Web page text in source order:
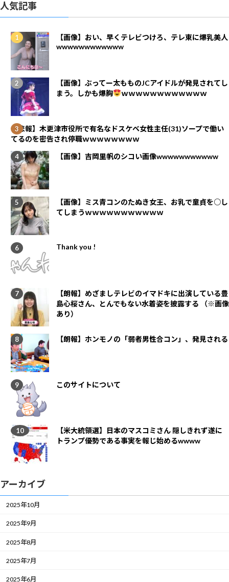
人気記事
【画像】おい、早くテレビつけろ、テレ東に爆乳美人
wwwwwwwwwwww
【画像】ぶってー太もものJCアイドルが発見されてし
まう。しかも爆胸
ｗｗｗｗｗｗｗｗｗｗｗｗ
【悲報】木更津市役所で有名なドスケベ女性主任(31)ソープで働い
てるのを密告され停職ｗｗｗｗｗｗｗｗ
【画像】吉岡里帆のシコい画像wwwwwwwwwww
【画像】ミス青コンのたぬき女王、お乳で童貞を○し
てしまうｗｗｗｗｗｗｗｗｗｗｗ
Thank you !
【朗報】めざましテレビのイマドキに出演している豊
島心桜さん、とんでもない水着姿を披露する （※画像
あり）
【朗報】ホンモノの「弱者男性合コン」、発見される
このサイトについて
【米大統領選】日本のマスコミさん 隠しきれず遂に
トランプ優勢である事実を報じ始めるwwww
アーカイブ
2025年10月
2025年9月
2025年8月
2025年7月
2025年6月